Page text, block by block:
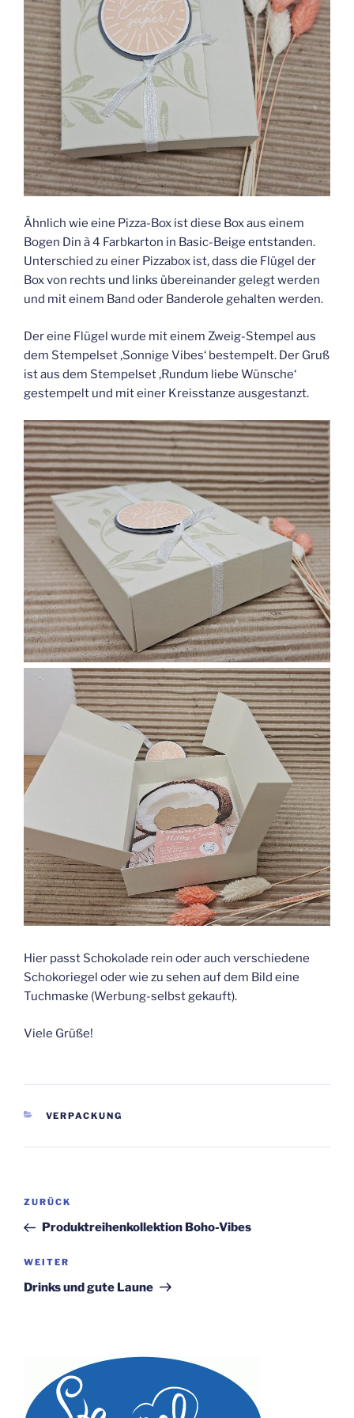
Ähnlich wie eine Pizza-Box ist diese Box aus einem
Bogen Din à 4 Farbkarton in Basic-Beige entstanden.
Unterschied zu einer Pizzabox ist, dass die Flügel der
Box von rechts und links übereinander gelegt werden
und mit einem Band oder Banderole gehalten werden.
Der eine Flügel wurde mit einem Zweig-Stempel aus
dem Stempelset ‚Sonnige Vibes‘ bestempelt. Der Gruß
ist aus dem Stempelset ‚Rundum liebe Wünsche‘
gestempelt und mit einer Kreisstanze ausgestanzt.
Hier passt Schokolade rein oder auch verschiedene
Schokoriegel oder wie zu sehen auf dem Bild eine
Tuchmaske (Werbung-selbst gekauft).
Viele Grüße!
KATEGORIEN
VERPACKUNG
Beitragsnavigation
Vorheriger
Beitrag
ZURÜCK
Produktreihenkollektion Boho-Vibes
Nächster
Beitrag
WEITER
Drinks und gute Laune